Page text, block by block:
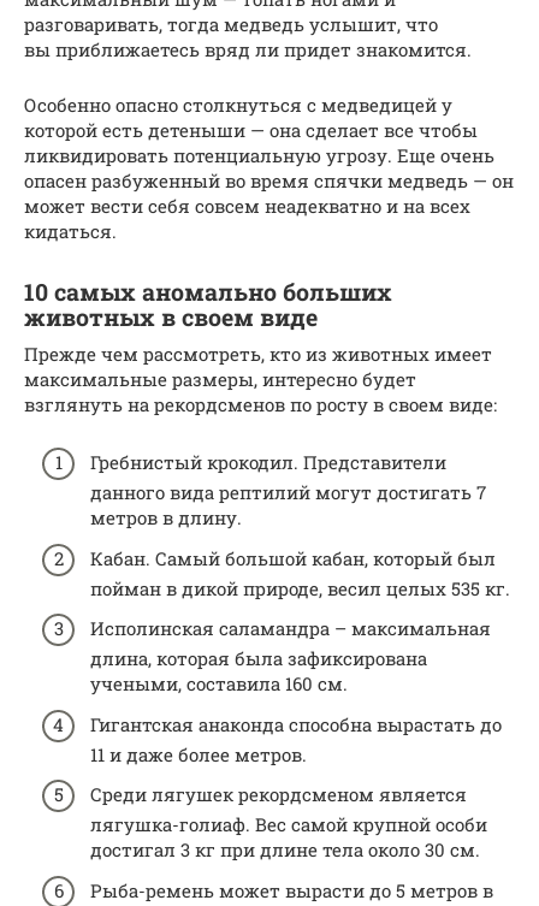
разговаривать, тогда медведь услышит, что
вы приближаетесь вряд ли придет знакомится.
Особенно опасно столкнуться с медведицей у
которой есть детеныши — она сделает все чтобы
ликвидировать потенциальную угрозу. Еще очень
опасен разбуженный во время спячки медведь — он
может вести себя совсем неадекватно и на всех
кидаться.
10 самых аномально больших
животных в своем виде
Прежде чем рассмотреть, кто из животных имеет
максимальные размеры, интересно будет
взглянуть на рекордсменов по росту в своем виде:
Гребнистый крокодил. Представители
данного вида рептилий могут достигать 7
метров в длину.
Кабан. Самый большой кабан, который был
пойман в дикой природе, весил целых 535 кг.
Исполинская саламандра – максимальная
длина, которая была зафиксирована
учеными, составила 160 см.
Гигантская анаконда способна вырастать до
11 и даже более метров.
Среди лягушек рекордсменом является
лягушка-голиаф. Вес самой крупной особи
достигал 3 кг при длине тела около 30 см.
Рыба-ремень может вырасти до 5 метров в